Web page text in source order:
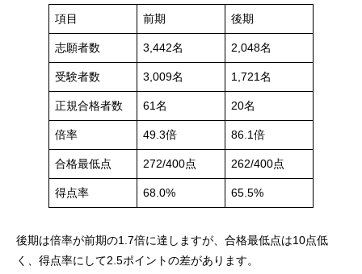
項目 前期 後期
志願者数 3,442名 2,048名
受験者数 3,009名 1,721名
正規合格者数 61名 20名
倍率 49.3倍 86.1倍
合格最低点 272/400点 262/400点
得点率 68.0% 65.5%
後期は倍率が前期の1.7倍に達しますが、合格最低点は10点低
く、得点率にして2.5ポイントの差があります。